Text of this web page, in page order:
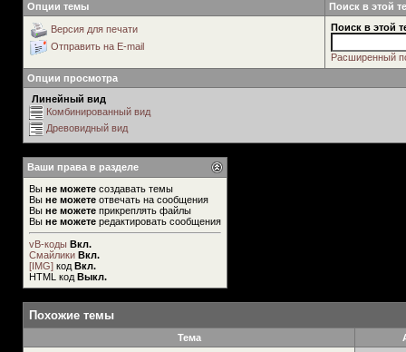
Опции темы Поиск в этой
Версия для печати
Отправить на E-mail
Поиск в этой
Расширенный
Опции просмотра
Линейный вид
Комбинированный вид
Древовидный вид
Ваши права в разделе
Вы не можете создавать темы
Вы не можете отвечать на сообщения
Вы не можете прикреплять файлы
Вы не можете редактировать сообщения
vB-коды Вкл.
Смайлики Вкл.
[IMG] код Вкл.
HTML код Выкл.
Похожие темы
Тема